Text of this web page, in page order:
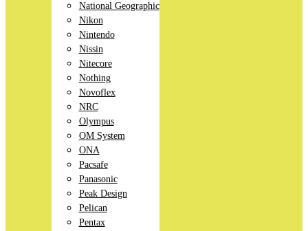
National Geographic
Nikon
Nintendo
Nissin
Nitecore
Nothing
Novoflex
NRC
Olympus
OM System
ONA
Pacsafe
Panasonic
Peak Design
Pelican
Pentax